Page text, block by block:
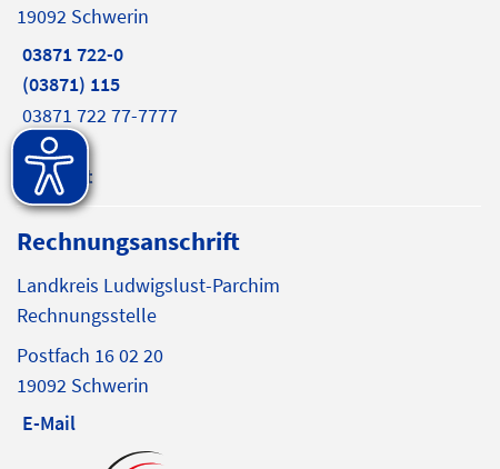
19092 Schwerin
03871 722-0
(03871) 115
03871 722 77-7777
E-Mail
Internet
Rechnungsanschrift
Landkreis Ludwigslust-Parchim
Rechnungsstelle
Postfach 16 02 20
19092 Schwerin
E-Mail